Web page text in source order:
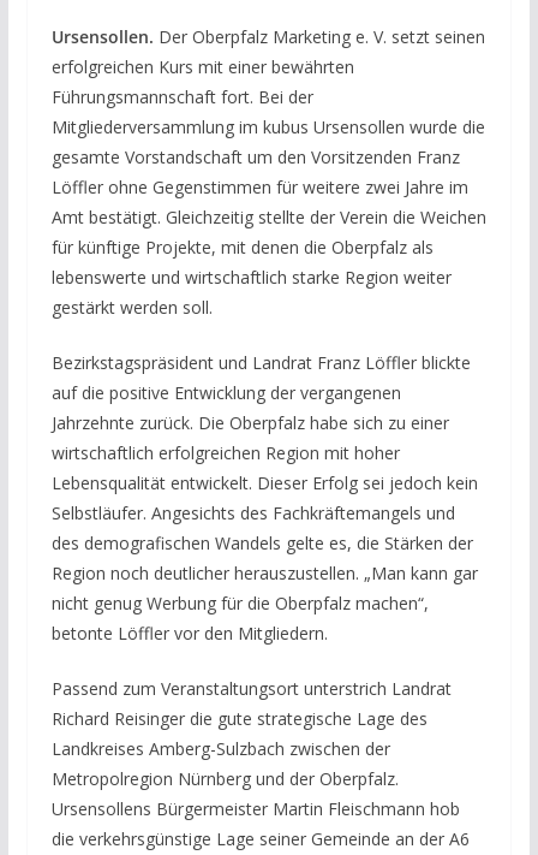
Ursensollen. Der Oberpfalz Marketing e. V. setzt seinen
erfolgreichen Kurs mit einer bewährten
Führungsmannschaft fort. Bei der
Mitgliederversammlung im kubus Ursensollen wurde die
gesamte Vorstandschaft um den Vorsitzenden Franz
Löffler ohne Gegenstimmen für weitere zwei Jahre im
Amt bestätigt. Gleichzeitig stellte der Verein die Weichen
für künftige Projekte, mit denen die Oberpfalz als
lebenswerte und wirtschaftlich starke Region weiter
gestärkt werden soll.
Bezirkstagspräsident und Landrat Franz Löffler blickte
auf die positive Entwicklung der vergangenen
Jahrzehnte zurück. Die Oberpfalz habe sich zu einer
wirtschaftlich erfolgreichen Region mit hoher
Lebensqualität entwickelt. Dieser Erfolg sei jedoch kein
Selbstläufer. Angesichts des Fachkräftemangels und
des demografischen Wandels gelte es, die Stärken der
Region noch deutlicher herauszustellen. „Man kann gar
nicht genug Werbung für die Oberpfalz machen“,
betonte Löffler vor den Mitgliedern.
Passend zum Veranstaltungsort unterstrich Landrat
Richard Reisinger die gute strategische Lage des
Landkreises Amberg-Sulzbach zwischen der
Metropolregion Nürnberg und der Oberpfalz.
Ursensollens Bürgermeister Martin Fleischmann hob
die verkehrsgünstige Lage seiner Gemeinde an der A6